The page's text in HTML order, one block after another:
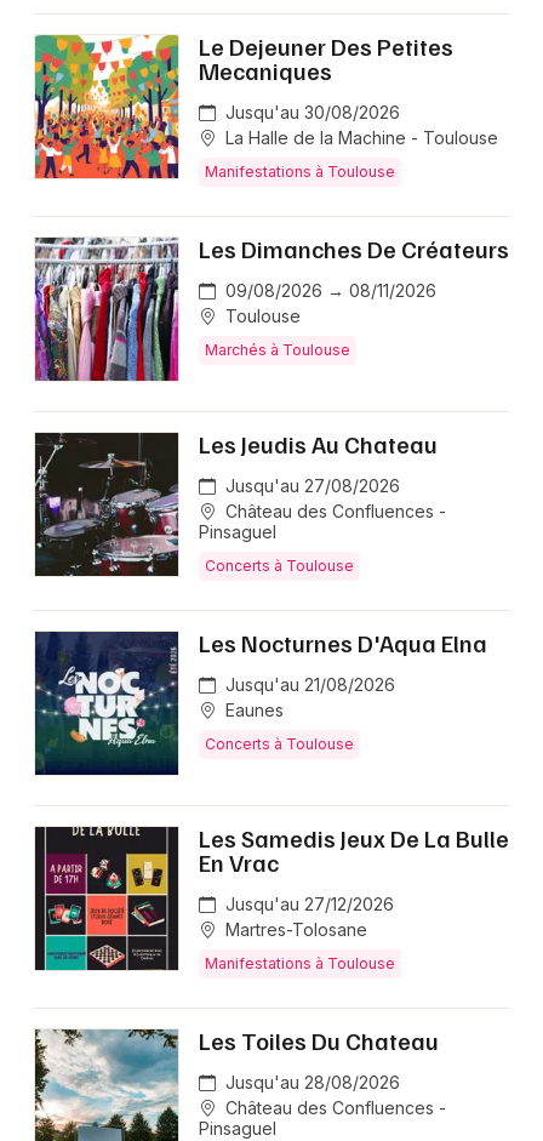
Le Dejeuner Des Petites
Mecaniques
Jusqu'au 30/08/2026
La Halle de la Machine - Toulouse
Manifestations à Toulouse
Les Dimanches De Créateurs
09/08/2026 → 08/11/2026
Toulouse
Marchés à Toulouse
Les Jeudis Au Chateau
Jusqu'au 27/08/2026
Château des Confluences -
Pinsaguel
Concerts à Toulouse
Les Nocturnes D'Aqua Elna
Jusqu'au 21/08/2026
Eaunes
Concerts à Toulouse
Les Samedis Jeux De La Bulle
En Vrac
Jusqu'au 27/12/2026
Martres-Tolosane
Manifestations à Toulouse
Les Toiles Du Chateau
Jusqu'au 28/08/2026
Château des Confluences -
Pinsaguel